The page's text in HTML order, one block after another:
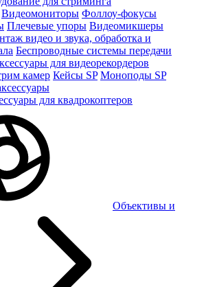
Видеомониторы Фоллоу-фокусы
Плечевые упоры Видеомикшеры
видео и звука, обработка и
Беспроводные системы передачи
для видеорекордеров
камер Кейсы SP Моноподы SP
для квадрокоптеров
Объективы и